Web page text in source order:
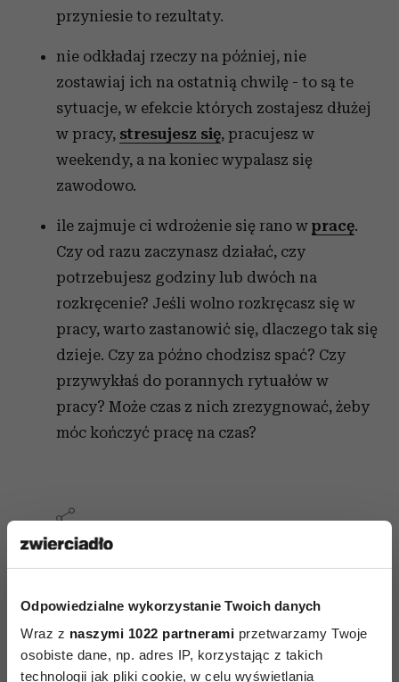
Odpowiedzialne wykorzystanie Twoich danych
Wraz z naszymi 1022 partnerami przetwarzamy Twoje
osobiste dane, np. adres IP, korzystając z takich
technologii jak pliki cookie, w celu wyświetlania
przyniesie to rezultaty.
nie odkładaj rzeczy na później, nie
zostawiaj ich na ostatnią chwilę - to są te
sytuacje, w efekcie których zostajesz dłużej
w pracy, stresujesz się, pracujesz w
weekendy, a na koniec wypalasz się
zawodowo.
ile zajmuje ci wdrożenie się rano w pracę.
Czy od razu zaczynasz działać, czy
potrzebujesz godziny lub dwóch na
rozkręcenie? Jeśli wolno rozkręcasz się w
pracy, warto zastanowić się, dlaczego tak się
dzieje. Czy za późno chodzisz spać? Czy
przywykłaś do porannych rytuałów w
pracy? Może czas z nich zrezygnować, żeby
móc kończyć pracę na czas?